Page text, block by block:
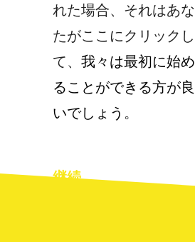
れた場合、それはあな
たがここにクリックし
て、 我々は最初に始め
ることができる方が良
いでしょう 。
継続…